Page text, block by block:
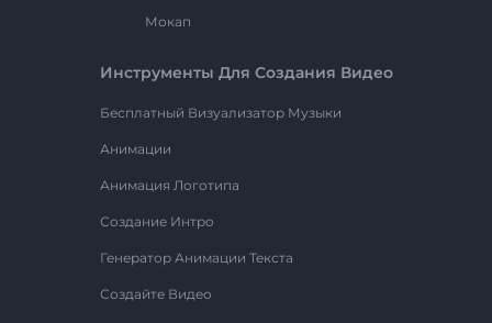
Мокап
Инструменты Для Создания Видео
Бесплатный Визуализатор Музыки
Анимации
Анимация Логотипа
Создание Интро
Генератор Анимации Текста
Создайте Видео